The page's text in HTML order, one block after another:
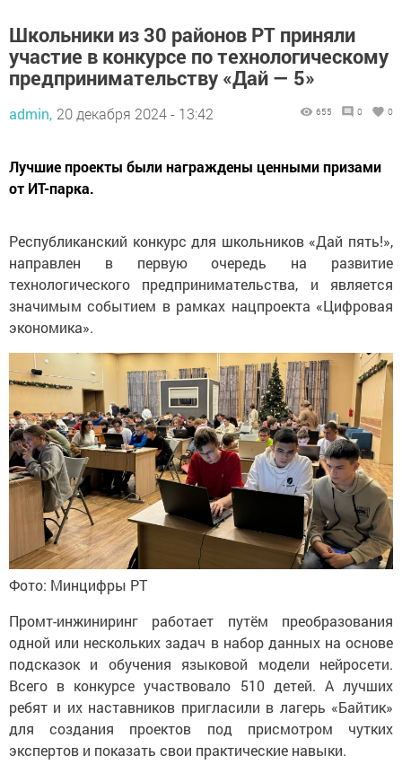
Школьники из 30 районов РТ приняли
участие в конкурсе по технологическому
предпринимательству «Дай — 5»
admin, 20 декабря 2024 - 13:42 655 0 0
Лучшие проекты были награждены ценными призами
от ИТ-парка.
Республиканский конкурс для школьников «Дай пять!»,
направлен в первую очередь на развитие
технологического предпринимательства, и является
значимым событием в рамках нацпроекта «Цифровая
экономика».
Фото: Минцифры РТ
Промт-инжиниринг работает путём преобразования
одной или нескольких задач в набор данных на основе
подсказок и обучения языковой модели нейросети.
Всего в конкурсе участвовало 510 детей. А лучших
ребят и их наставников пригласили в лагерь «Байтик»
для создания проектов под присмотром чутких
экспертов и показать свои практические навыки.